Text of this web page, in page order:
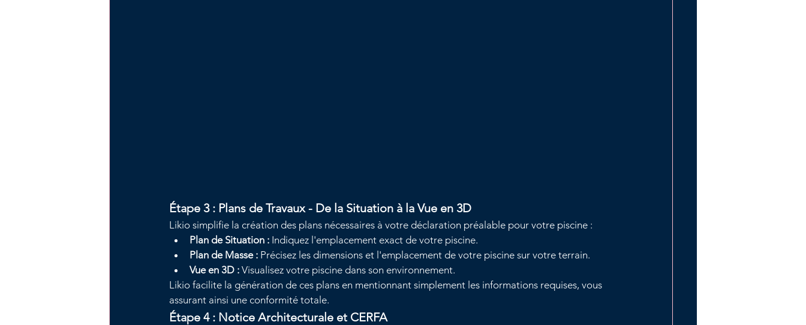
Étape 3 : Plans de Travaux - De la Situation à la Vue en 3D
Likio simplifie la création des plans nécessaires à votre déclaration préalable pour votre piscine :
Plan de Situation : Indiquez l'emplacement exact de votre piscine.
Plan de Masse : Précisez les dimensions et l'emplacement de votre piscine sur votre terrain.
Vue en 3D : Visualisez votre piscine dans son environnement.
Likio facilite la génération de ces plans en mentionnant simplement les informations requises, vous
assurant ainsi une conformité totale.
Étape 4 : Notice Architecturale et CERFA